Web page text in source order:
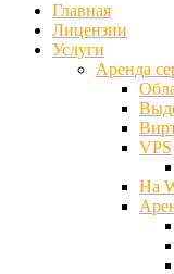
Главная
Лицензии
Услуги
Аренда
VPS
На